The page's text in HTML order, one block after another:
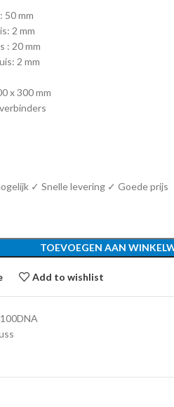
50 mm
2 mm
: 20 mm
2 mm
x 300 mm
✓ Snelle levering ✓ Goede prijs
TOEVOEGEN AAN
Add to wishlist